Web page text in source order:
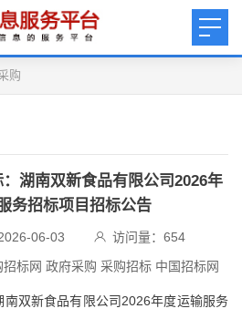
购
湖南双新食品有限公司2026年
务招标项目招标公告
06-03 访问量： 654
标网 政府采购 采购招标 中国招标网
南双新食品有限公司2026年度运输服务